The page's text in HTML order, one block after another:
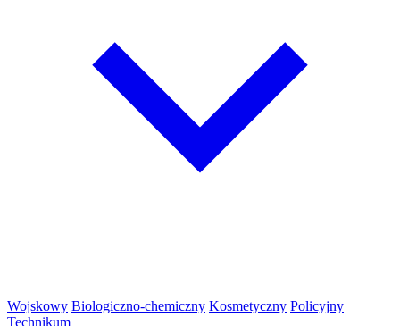
Wojskowy Biologiczno-chemiczny Kosmetyczny Policyjny
Technikum